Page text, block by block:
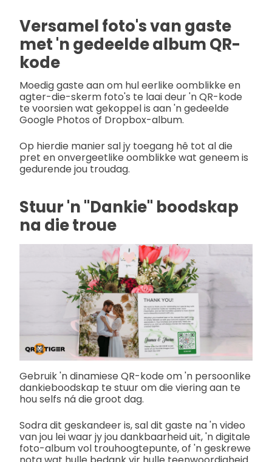
Versamel foto's van gaste
met 'n gedeelde album QR-
kode
Moedig gaste aan om hul eerlike oomblikke en
agter-die-skerm foto's te laai deur 'n QR-kode
te voorsien wat gekoppel is aan 'n gedeelde
Google Photos of Dropbox-album.
Op hierdie manier sal jy toegang hê tot al die
pret en onvergeetlike oomblikke wat geneem is
gedurende jou troudag.
Stuur 'n "Dankie" boodskap
na die troue
Gebruik 'n dinamiese QR-kode om 'n persoonlike
dankieboodskap te stuur om die viering aan te
hou selfs ná die groot dag.
Sodra dit geskandeer is, sal dit gaste na 'n video
van jou lei waar jy jou dankbaarheid uit, 'n digitale
foto-album vol trouhoogtepunte, of 'n geskrewe